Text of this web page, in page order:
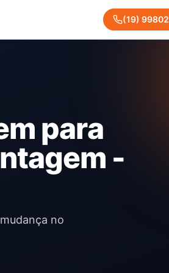
(19) 99802
para
-
no